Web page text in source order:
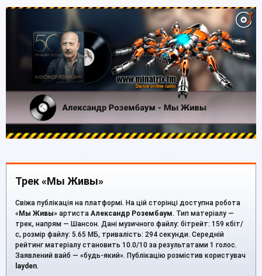
Трек «Мы Живы»
Свіжа публікація на платформі. На цій сторінці доступна робота
«Мы Живы» артиста Александр Розембаум. Тип матеріалу —
трек, напрям — Шансон. Дані музичного файлу: бітрейт: 159 кбіт/
с, розмір файлу: 5.65 МБ, тривалість: 294 секунди. Середній
рейтинг матеріалу становить 10.0/10 за результатами 1 голос.
Заявлений вайб — «будь-який». Публікацію розмістив користувач
layden.